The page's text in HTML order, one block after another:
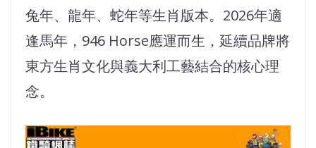
兔年、龍年、蛇年等生肖版本。2026年適
逢馬年，946 Horse應運而生，延續品牌將
東方生肖文化與義大利工藝結合的核心理
念。